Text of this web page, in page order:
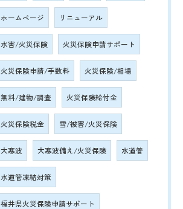
ホームページ リニューアル
水害/火災保険 火災保険申請サポート
火災保険申請/手数料 火災保険/相場
無料/建物/調査 火災保険給付金
火災保険税金 雪/被害/火災保険
大寒波 大寒波備え/火災保険 水道管
水道管凍結対策
福井県火災保険申請サポート